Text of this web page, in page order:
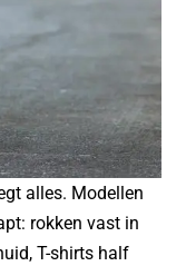
alles. Modellen
rokken vast in
T-shirts half